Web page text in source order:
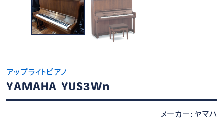
アップライトピアノ
YAMAHA YUS3Wn
メーカー：ヤマハ